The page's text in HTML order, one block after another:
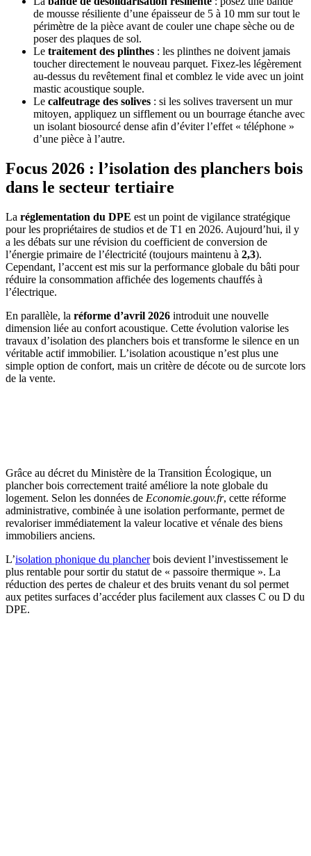
de mousse résiliente d’une épaisseur de 5 à 10 mm sur tout le
périmètre de la pièce avant de couler une chape sèche ou de
poser des plaques de sol.
Le traitement des plinthes : les plinthes ne doivent jamais
toucher directement le nouveau parquet. Fixez-les légèrement
au-dessus du revêtement final et comblez le vide avec un joint
mastic acoustique souple.
Le calfeutrage des solives : si les solives traversent un mur
mitoyen, appliquez un sifflement ou un bourrage étanche avec
un isolant biosourcé dense afin d’éviter l’effet « téléphone »
d’une pièce à l’autre.
Focus 2026 : l’isolation des planchers bois
dans le secteur tertiaire
La réglementation du DPE est un point de vigilance stratégique
pour les propriétaires de studios et de T1 en 2026. Aujourd’hui, il y
a les débats sur une révision du coefficient de conversion de
l’énergie primaire de l’électricité (toujours maintenu à 2,3).
Cependant, l’accent est mis sur la performance globale du bâti pour
réduire la consommation affichée des logements chauffés à
l’électrique.
En parallèle, la réforme d’avril 2026 introduit une nouvelle
dimension liée au confort acoustique. Cette évolution valorise les
travaux d’isolation des planchers bois et transforme le silence en un
véritable actif immobilier. L’isolation acoustique n’est plus une
simple option de confort, mais un critère de décote ou de surcote lors
de la vente.
Grâce au décret du Ministère de la Transition Écologique, un
plancher bois correctement traité améliore la note globale du
logement. Selon les données de Economie.gouv.fr, cette réforme
administrative, combinée à une isolation performante, permet de
revaloriser immédiatement la valeur locative et vénale des biens
immobiliers anciens.
L’isolation phonique du plancherbois devient l’investissement le
plus rentable pour sortir du statut de « passoire thermique ». La
réduction des pertes de chaleur et des bruits venant du sol permet
aux petites surfaces d’accéder plus facilement aux classes C ou D du
DPE.